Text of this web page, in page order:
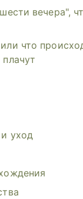
вечера",
что
уход